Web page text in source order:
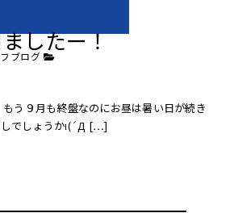
したー！
ブログ
う９月も終盤なのにお昼は暑い日が続き
でしょうかι(´Д […]